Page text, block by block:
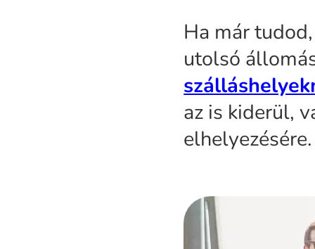
Ha már
utolsó
az is kiderül,
elhelyezésére.